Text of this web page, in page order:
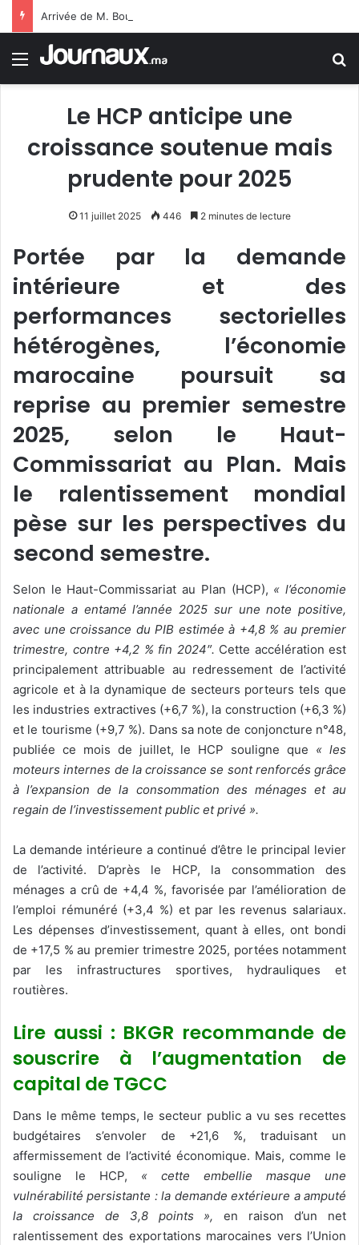
Menu
Le HCP anticipe une
croissance soutenue mais
prudente pour 2025
11 juillet 2025 446 2 minutes de lecture
Portée par la demande
intérieure et des
performances sectorielles
hétérogènes, l’économie
marocaine poursuit sa
reprise au premier semestre
2025, selon le Haut-
Commissariat au Plan. Mais
le ralentissement mondial
pèse sur les perspectives du
second semestre.
Selon le Haut-Commissariat au Plan (HCP), « l’économie
nationale a entamé l’année 2025 sur une note positive,
avec une croissance du PIB estimée à +4,8 % au premier
trimestre, contre +4,2 % fin 2024″. Cette accélération est
principalement attribuable au redressement de l’activité
agricole et à la dynamique de secteurs porteurs tels que
les industries extractives (+6,7 %), la construction (+6,3 %)
et le tourisme (+9,7 %). Dans sa note de conjoncture n°48,
publiée ce mois de juillet, le HCP souligne que « les
moteurs internes de la croissance se sont renforcés grâce
à l’expansion de la consommation des ménages et au
regain de l’investissement public et privé ».
La demande intérieure a continué d’être le principal levier
de l’activité. D’après le HCP, la consommation des
ménages a crû de +4,4 %, favorisée par l’amélioration de
l’emploi rémunéré (+3,4 %) et par les revenus salariaux.
Les dépenses d’investissement, quant à elles, ont bondi
de +17,5 % au premier trimestre 2025, portées notamment
par les infrastructures sportives, hydrauliques et
routières.
Lire aussi : BKGR recommande de
souscrire à l’augmentation de
capital de TGCC
Dans le même temps, le secteur public a vu ses recettes
budgétaires s’envoler de +21,6 %, traduisant un
affermissement de l’activité économique. Mais, comme le
souligne le HCP, « cette embellie masque une
vulnérabilité persistante : la demande extérieure a amputé
la croissance de 3,8 points », en raison d’un net
ralentissement des exportations marocaines vers l’Union